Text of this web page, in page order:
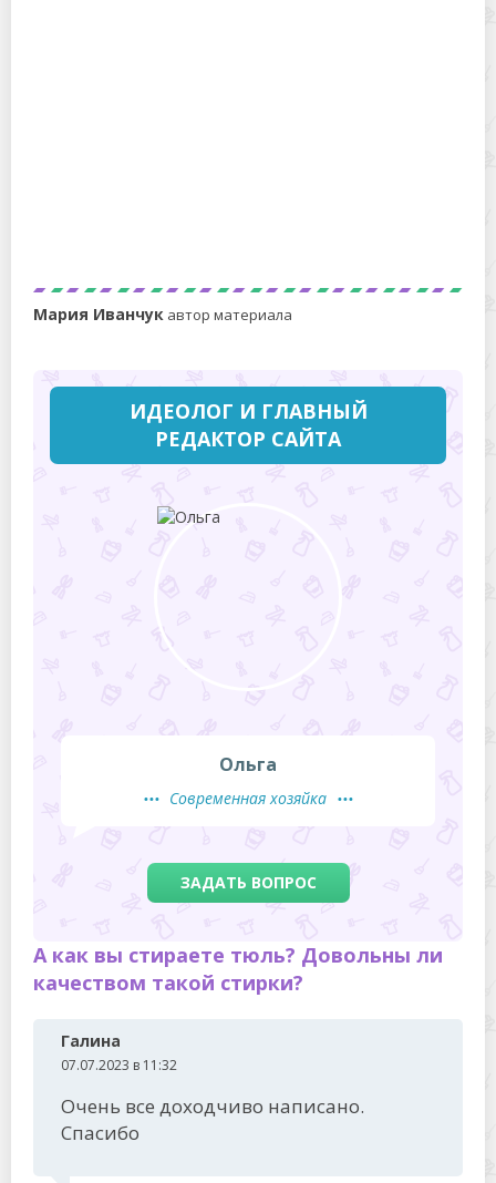
Мария Иванчук автор материала
ИДЕОЛОГ И ГЛАВНЫЙ
РЕДАКТОР САЙТА
Ольга
Современная хозяйка
ЗАДАТЬ ВОПРОС
А как вы стираете тюль? Довольны ли
качеством такой стирки?
Галина
07.07.2023 в 11:32
Очень все доходчиво написано.
Спасибо